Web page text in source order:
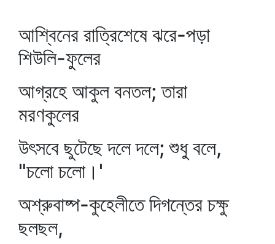
আশ্বিনের রাত্রিশেষে ঝরে-পড়া
শিউলি-ফুলের
আগ্রহে আকুল বনতল; তারা
মরণকুলের
উৎসবে ছুটেছে দলে দলে; শুধু বলে,
"চলো চলো।'
অশ্রুবাষ্প-কুহেলীতে দিগন্তের চক্ষু
ছলছল,